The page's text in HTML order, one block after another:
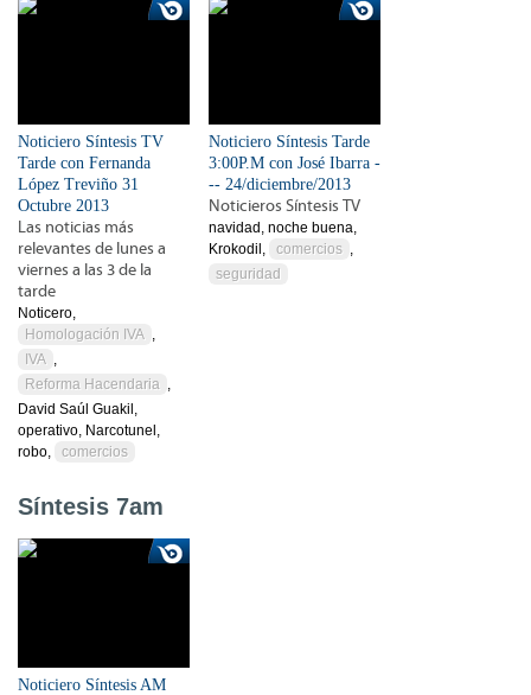
Noticiero Síntesis TV
Tarde con Fernanda
López Treviño 31
Octubre 2013
Las noticias más
relevantes de lunes a
viernes a las 3 de la
tarde
Noticero,
Homologación IVA ,
IVA ,
Reforma Hacendaria ,
David Saúl Guakil,
operativo, Narcotunel,
robo,
comercios
Noticiero Síntesis Tarde
3:00P.M con José Ibarra -
-- 24/diciembre/2013
Noticieros Síntesis TV
navidad, noche buena,
Krokodil,
comercios ,
seguridad
Síntesis 7am
Noticiero Síntesis AM